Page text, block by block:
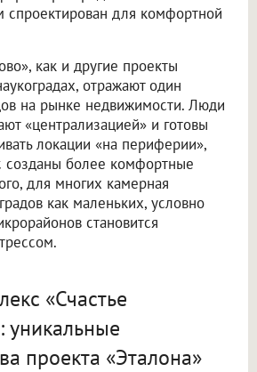
спроектирован для комфортной
как и другие проекты
отражают один
на рынке недвижимости. Люди
«централизацией» и готовы
локации «на периферии»,
созданы более комфортные
для многих камерная
как маленьких, условно
становится
«Счастье
уникальные
проекта «Эталона»